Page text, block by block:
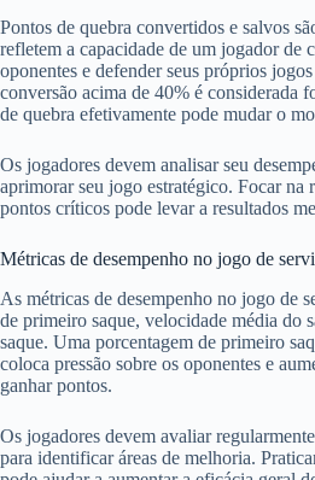
Pontos de quebra convertidos e salvos
refletem a capacidade de um jogador de
oponentes e defender seus próprios
conversão acima de 40% é considerada
de quebra efetivamente pode mudar o
Os jogadores devem analisar seu
aprimorar seu jogo estratégico. Focar na
pontos críticos pode levar a resultados
Métricas de desempenho no jogo de
As métricas de desempenho no jogo de
de primeiro saque, velocidade média do
saque. Uma porcentagem de primeiro
coloca pressão sobre os oponentes e
ganhar pontos.
Os jogadores devem avaliar
para identificar áreas de melhoria.